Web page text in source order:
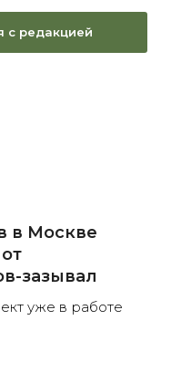
с редакцией
в Москве
зазывал
уже в работе